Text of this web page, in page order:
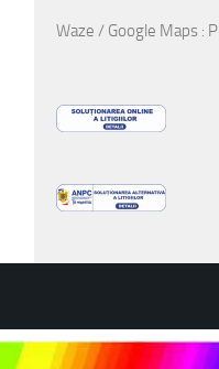
Waze / Google Maps :